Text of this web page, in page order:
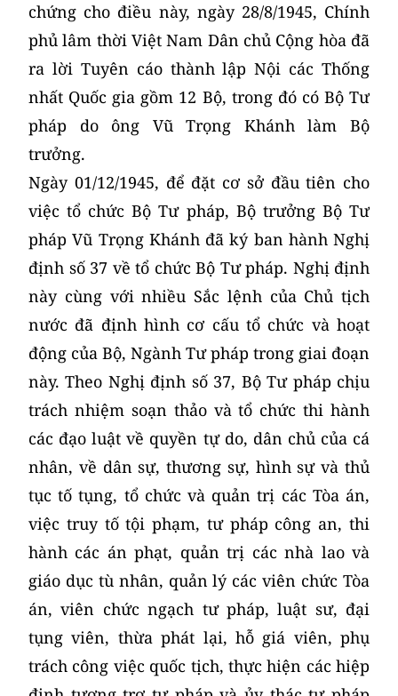
chứng cho điều này, ngày 28/8/1945, Chính
phủ lâm thời Việt Nam Dân chủ Cộng hòa đã
ra lời Tuyên cáo thành lập Nội các Thống
nhất Quốc gia gồm 12 Bộ, trong đó có Bộ Tư
pháp do ông Vũ Trọng Khánh làm Bộ
trưởng.
Ngày 01/12/1945, để đặt cơ sở đầu tiên cho
việc tổ chức Bộ Tư pháp, Bộ trưởng Bộ Tư
pháp Vũ Trọng Khánh đã ký ban hành Nghị
định số 37 về tổ chức Bộ Tư pháp. Nghị định
này cùng với nhiều Sắc lệnh của Chủ tịch
nước đã định hình cơ cấu tổ chức và hoạt
động của Bộ, Ngành Tư pháp trong giai đoạn
này. Theo Nghị định số 37, Bộ Tư pháp chịu
trách nhiệm soạn thảo và tổ chức thi hành
các đạo luật về quyền tự do, dân chủ của cá
nhân, về dân sự, thương sự, hình sự và thủ
tục tố tụng, tổ chức và quản trị các Tòa án,
việc truy tố tội phạm, tư pháp công an, thi
hành các án phạt, quản trị các nhà lao và
giáo dục tù nhân, quản lý các viên chức Tòa
án, viên chức ngạch tư pháp, luật sư, đại
tụng viên, thừa phát lại, hỗ giá viên, phụ
trách công việc quốc tịch, thực hiện các hiệp